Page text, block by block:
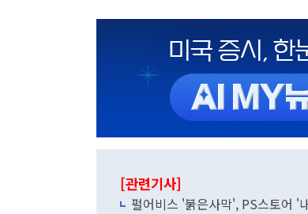
[관련기사]
펄어비스 '붉은사막', PS스토어 '